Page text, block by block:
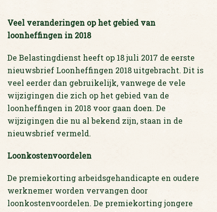
Veel veranderingen op het gebied van
loonheffingen in 2018
De Belastingdienst heeft op 18 juli 2017 de eerste
nieuwsbrief Loonheffingen 2018 uitgebracht. Dit is
veel eerder dan gebruikelijk, vanwege de vele
wijzigingen die zich op het gebied van de
loonheffingen in 2018 voor gaan doen. De
wijzigingen die nu al bekend zijn, staan in de
nieuwsbrief vermeld.
Loonkostenvoordelen
De premiekorting arbeidsgehandicapte en oudere
werknemer worden vervangen door
loonkostenvoordelen. De premiekorting jongere